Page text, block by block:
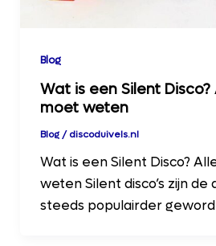
Blog
Wat is een Silent
moet weten
Blog/ discoduivels.nl
Wat is een Silent Disco?
weten Silent disco’s zijn
steeds populairder